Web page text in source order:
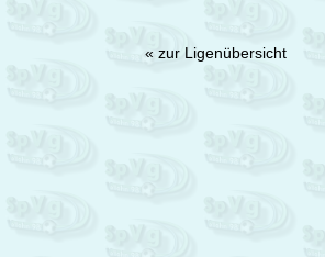
« zur Ligenübersicht